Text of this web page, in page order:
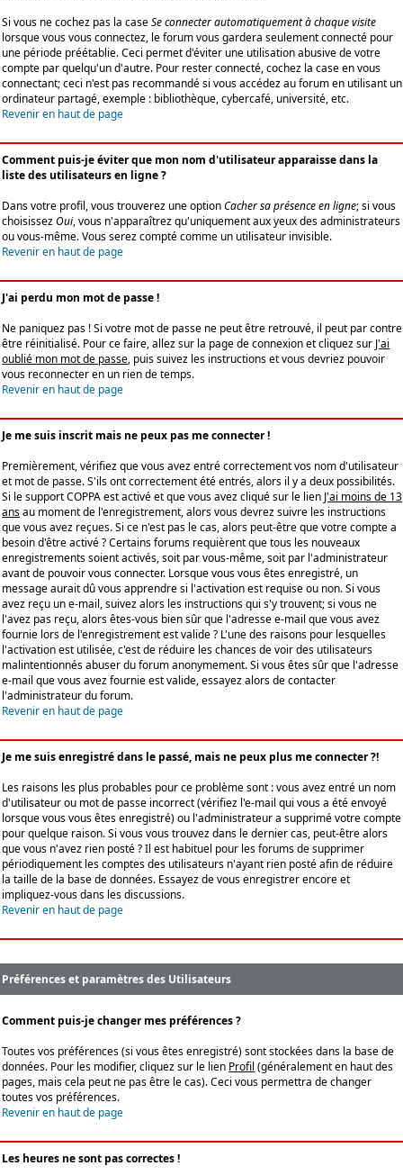
Si vous ne cochez pas la caseSe connecter automatiquement à chaque visite
lorsque vous vous connectez, le forum vous gardera seulement connecté pour
une période préétablie. Ceci permet d'éviter une utilisation abusive de votre
compte par quelqu'un d'autre. Pour rester connecté, cochez la case en vous
connectant; ceci n'est pas recommandé si vous accédez au forum en utilisant un
ordinateur partagé, exemple : bibliothèque, cybercafé, université, etc.
Revenir en haut de page
Comment puis-je éviter que mon nom d'utilisateur apparaisse dans la
liste des utilisateurs en ligne ?
Dans votre profil, vous trouverez une optionCacher sa présence en ligne; si vous
choisissezOui, vous n'apparaîtrez qu'uniquement aux yeux des administrateurs
ou vous-même. Vous serez compté comme un utilisateur invisible.
Revenir en haut de page
J'ai perdu mon mot de passe !
Ne paniquez pas ! Si votre mot de passe ne peut être retrouvé, il peut par contre
être réinitialisé. Pour ce faire, allez sur la page de connexion et cliquez sur J'ai
oublié mon mot de passe, puis suivez les instructions et vous devriez pouvoir
vous reconnecter en un rien de temps.
Revenir en haut de page
Je me suis inscrit mais ne peux pas me connecter !
Premièrement, vérifiez que vous avez entré correctement vos nom d'utilisateur
et mot de passe. S'ils ont correctement été entrés, alors il y a deux possibilités.
Si le support COPPA est activé et que vous avez cliqué sur le lien J'ai moins de 13
ansau moment de l'enregistrement, alors vous devrez suivre les instructions
que vous avez reçues. Si ce n'est pas le cas, alors peut-être que votre compte a
besoin d'être activé ? Certains forums requièrent que tous les nouveaux
enregistrements soient activés, soit par vous-même, soit par l'administrateur
avant de pouvoir vous connecter. Lorsque vous vous êtes enregistré, un
message aurait dû vous apprendre si l'activation est requise ou non. Si vous
avez reçu un e-mail, suivez alors les instructions qui s'y trouvent; si vous ne
l'avez pas reçu, alors êtes-vous bien sûr que l'adresse e-mail que vous avez
fournie lors de l'enregistrement est valide ? L'une des raisons pour lesquelles
l'activation est utilisée, c'est de réduire les chances de voir des utilisateurs
malintentionnés abuser du forum anonymement. Si vous êtes sûr que l'adresse
e-mail que vous avez fournie est valide, essayez alors de contacter
l'administrateur du forum.
Revenir en haut de page
Je me suis enregistré dans le passé, mais ne peux plus me connecter ?!
Les raisons les plus probables pour ce problème sont : vous avez entré un nom
d'utilisateur ou mot de passe incorrect (vérifiez l'e-mail qui vous a été envoyé
lorsque vous vous êtes enregistré) ou l'administrateur a supprimé votre compte
pour quelque raison. Si vous vous trouvez dans le dernier cas, peut-être alors
que vous n'avez rien posté ? Il est habituel pour les forums de supprimer
périodiquement les comptes des utilisateurs n'ayant rien posté afin de réduire
la taille de la base de données. Essayez de vous enregistrer encore et
impliquez-vous dans les discussions.
Revenir en haut de page
Préférences et paramètres des Utilisateurs
Comment puis-je changer mes préférences ?
Toutes vos préférences (si vous êtes enregistré) sont stockées dans la base de
données. Pour les modifier, cliquez sur le lien Profil (généralement en haut des
pages, mais cela peut ne pas être le cas). Ceci vous permettra de changer
toutes vos préférences.
Revenir en haut de page
Les heures ne sont pas correctes !